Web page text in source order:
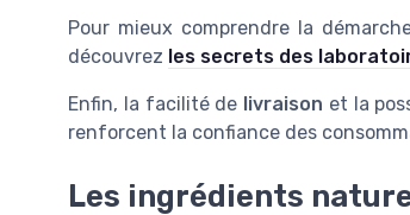
Pour mieux comprendre la
découvrez les secrets des
Enfin, la facilité de livraison et la
renforcent la confiance des
Les ingrédients